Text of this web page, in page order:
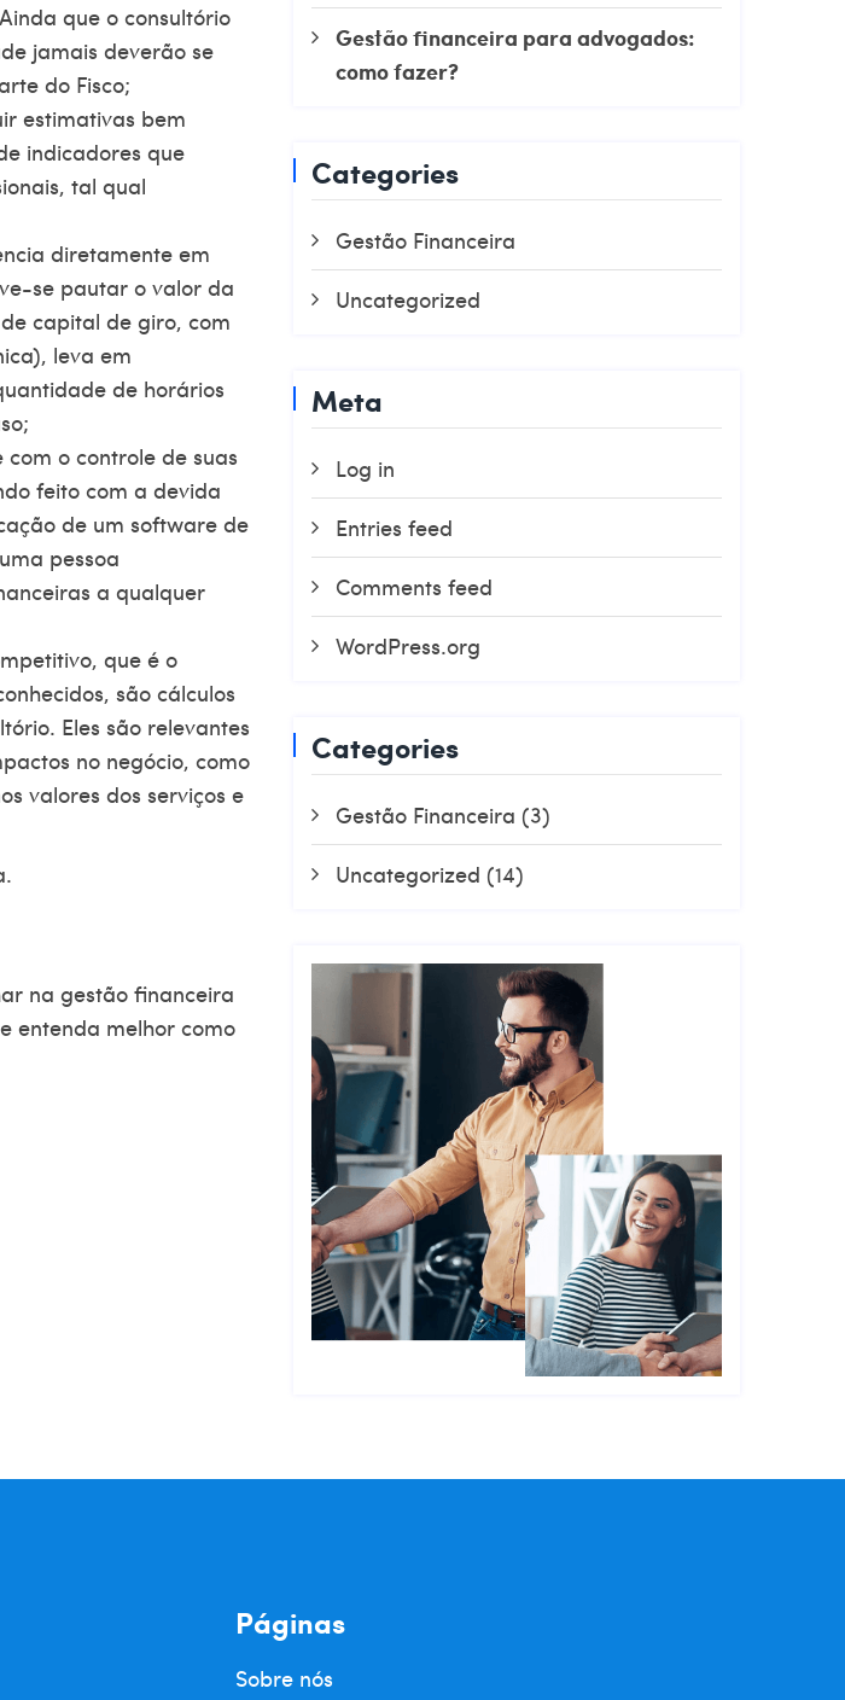
que o consultório
jamais deverão se
do Fisco;
estimativas bem
indicadores que
tal qual
diretamente em
se pautar o valor da
capital de giro, com
leva em
de horários
o controle de suas
feito com a devida
de um software de
pessoa
a qualquer
que é o
são cálculos
Eles são relevantes
no negócio, como
valores dos serviços e
na gestão financeira
e entenda melhor como
Gestão financeira para advogados:
como fazer?
Categories
Gestão Financeira
Uncategorized
Meta
Log in
Entries feed
Comments feed
WordPress.org
Categories
Gestão Financeira (3)
Uncategorized (14)
Páginas
Sobre nós